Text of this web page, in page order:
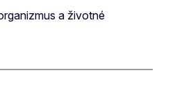
a životné